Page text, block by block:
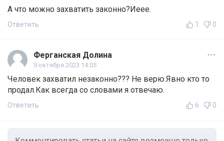
А что можно захватить законно?Иеее.
Ответить 1 0
Ферганская Долина
9 октября 2023 14:05
Человек захватил незаконно??? Не верю.Явно кто то
продал.Как всегда со словами я отвечаю.
Ответить 6 0